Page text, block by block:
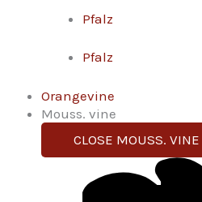
Pfalz
Pfalz
Orangevine
Mouss. vine
CLOSE MOUSS. VINE